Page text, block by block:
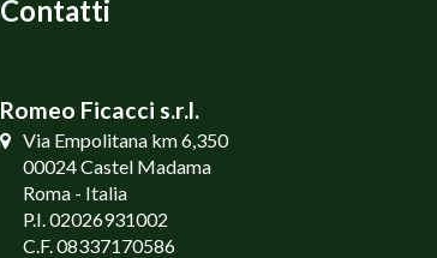
Contatti
Romeo Ficacci s.r.l.
Via Empolitana km 6,350
00024 Castel Madama
Roma - Italia
P.I. 02026931002
C.F. 08337170586